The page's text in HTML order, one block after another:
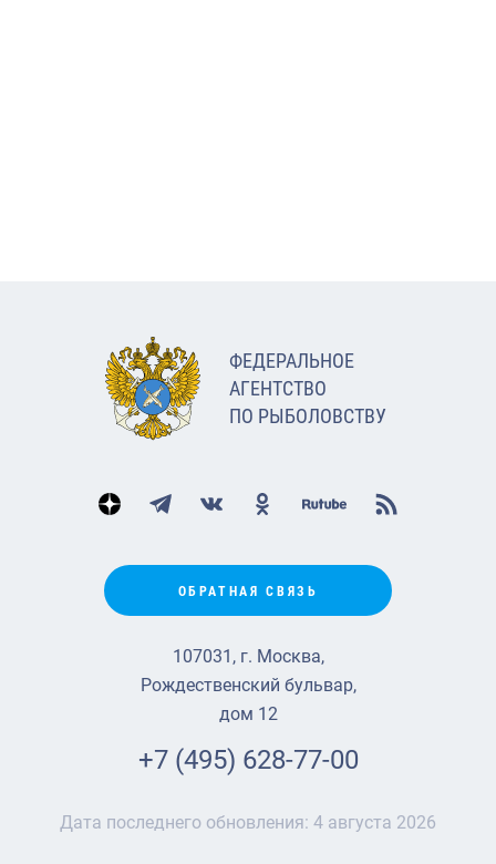
ФЕДЕРАЛЬНОЕ
АГЕНТСТВО
ПО РЫБОЛОВСТВУ
ОБРАТНАЯ СВЯЗЬ
107031, г. Москва,
Рождественский бульвар,
дом 12
+7 (495) 628-77-00
Дата последнего обновления: 4 августа 2026